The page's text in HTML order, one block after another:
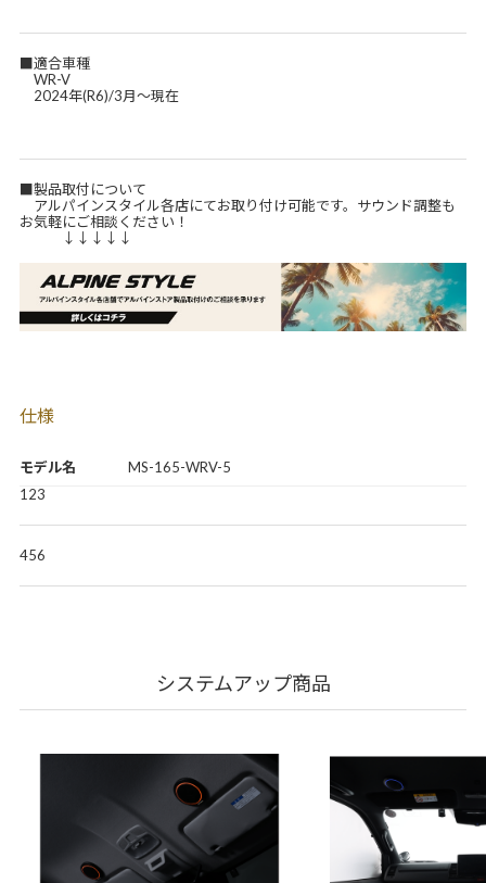
モデル名 MS-165-WRV-5
■適合車種
WR-V
2024年(R6)/3月～現在
■製品取付について
アルパインスタイル各店にてお取り付け可能です。サウンド調整も
お気軽にご相談ください！
↓↓↓↓↓
仕様
123
456
システムアップ商品